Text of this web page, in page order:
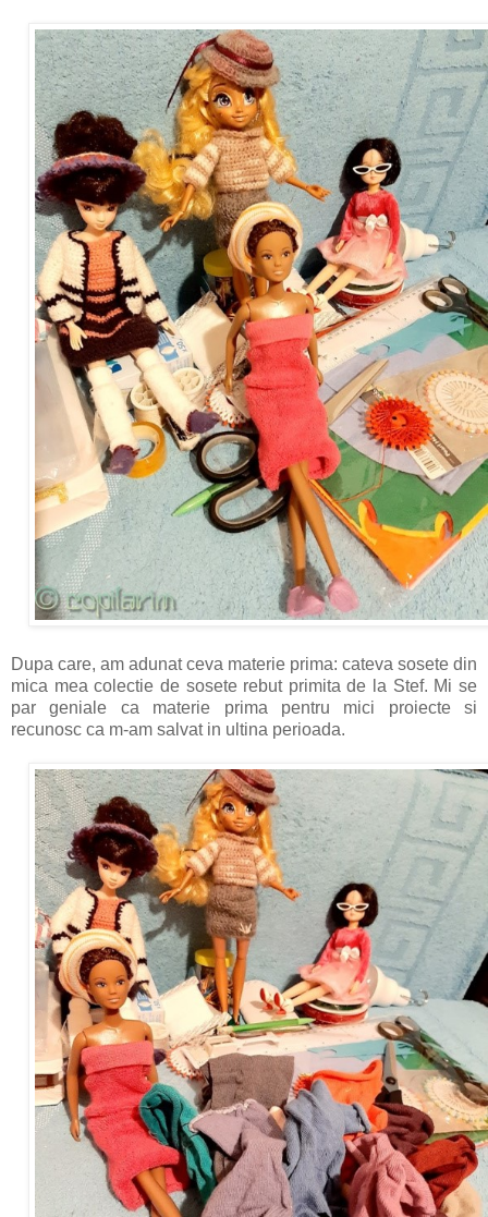
Dupa care, am adunat ceva materie prima: cateva sosete din
mica mea colectie de sosete rebut primita de la Stef. Mi se
par geniale ca materie prima pentru mici proiecte si
recunosc ca m-am salvat in ultina perioada.